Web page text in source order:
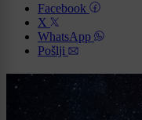
Facebook
X
WhatsApp
Pošlji